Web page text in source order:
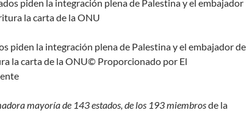
piden la integración plena de Palestina y el embajador de
la carta de la ONU© Proporcionado por El
mayoría de 143 estados, de los 193 miembrosde la